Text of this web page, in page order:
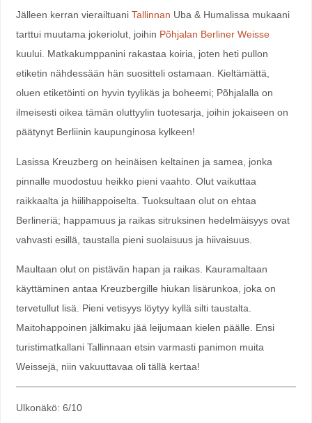
Jälleen kerran vierailtuani Tallinnan Uba & Humalissa mukaani
tarttui muutama jokeriolut, joihin Põhjalan Berliner Weisse
kuului. Matkakumppanini rakastaa koiria, joten heti pullon
etiketin nähdessään hän suositteli ostamaan. Kieltämättä,
oluen etiketöinti on hyvin tyylikäs ja boheemi; Põhjalalla on
ilmeisesti oikea tämän oluttyylin tuotesarja, joihin jokaiseen on
päätynyt Berliinin kaupunginosa kylkeen!
Lasissa Kreuzberg on heinäisen keltainen ja samea, jonka
pinnalle muodostuu heikko pieni vaahto. Olut vaikuttaa
raikkaalta ja hiilihappoiselta. Tuoksultaan olut on ehtaa
Berlineriä; happamuus ja raikas sitruksinen hedelmäisyys ovat
vahvasti esillä, taustalla pieni suolaisuus ja hiivaisuus.
Maultaan olut on pistävän hapan ja raikas. Kauramaltaan
käyttäminen antaa Kreuzbergille hiukan lisärunkoa, joka on
tervetullut lisä. Pieni vetisyys löytyy kyllä silti taustalta.
Maitohappoinen jälkimaku jää leijumaan kielen päälle. Ensi
turistimatkallani Tallinnaan etsin varmasti panimon muita
Weissejä, niin vakuuttavaa oli tällä kertaa!
Ulkonäkö: 6/10